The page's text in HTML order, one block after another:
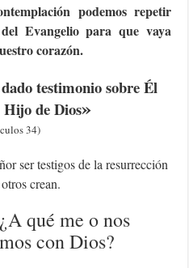
podemos repetir
Evangelio para que vaya
corazón.
testimonio sobre Él
Hijo de Dios»
34)
ser testigos de la resurrección
crean.
¿A qué me o nos
con Dios?